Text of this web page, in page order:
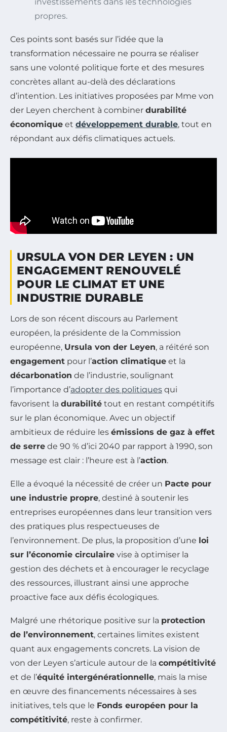
propres.
Ces points sont basés sur l’idée que la
transformation nécessaire ne pourra se réaliser
sans une volonté politique forte et des mesures
concrètes allant au-delà des déclarations
d’intention. Les initiatives proposées par Mme von
der Leyen cherchent à combiner durabilité
économique et développement durable, tout en
répondant aux défis climatiques actuels.
URSULA VON DER LEYEN : UN
ENGAGEMENT RENOUVELÉ
POUR LE CLIMAT ET UNE
INDUSTRIE DURABLE
Lors de son récent discours au Parlement
européen, la présidente de la Commission
européenne, Ursula von der Leyen, a réitéré son
engagement pour l’action climatique et la
décarbonation de l’industrie, soulignant
l’importance d’adopter des politiques qui
favorisent la durabilité tout en restant compétitifs
sur le plan économique. Avec un objectif
ambitieux de réduire les émissions de gaz à effet
de serre de 90 % d’ici 2040 par rapport à 1990, son
message est clair : l’heure est à l’action.
Elle a évoqué la nécessité de créer un Pacte pour
une industrie propre, destiné à soutenir les
entreprises européennes dans leur transition vers
des pratiques plus respectueuses de
l’environnement. De plus, la proposition d’une loi
sur l’économie circulaire vise à optimiser la
gestion des déchets et à encourager le recyclage
des ressources, illustrant ainsi une approche
proactive face aux défis écologiques.
Malgré une rhétorique positive sur la protection
de l’environnement, certaines limites existent
quant aux engagements concrets. La vision de
von der Leyen s’articule autour de la compétitivité
et de l’équité intergénérationnelle, mais la mise
en œuvre des financements nécessaires à ses
initiatives, tels que le Fonds européen pour la
compétitivité, reste à confirmer.